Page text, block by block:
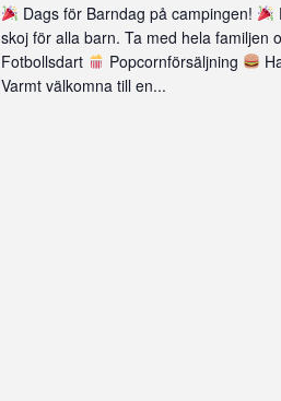
Dags för Barndag på campingen!
skoj för alla barn. Ta med hela familjen
Fotbollsdart
Popcornförsäljning
Varmt välkomna till en...